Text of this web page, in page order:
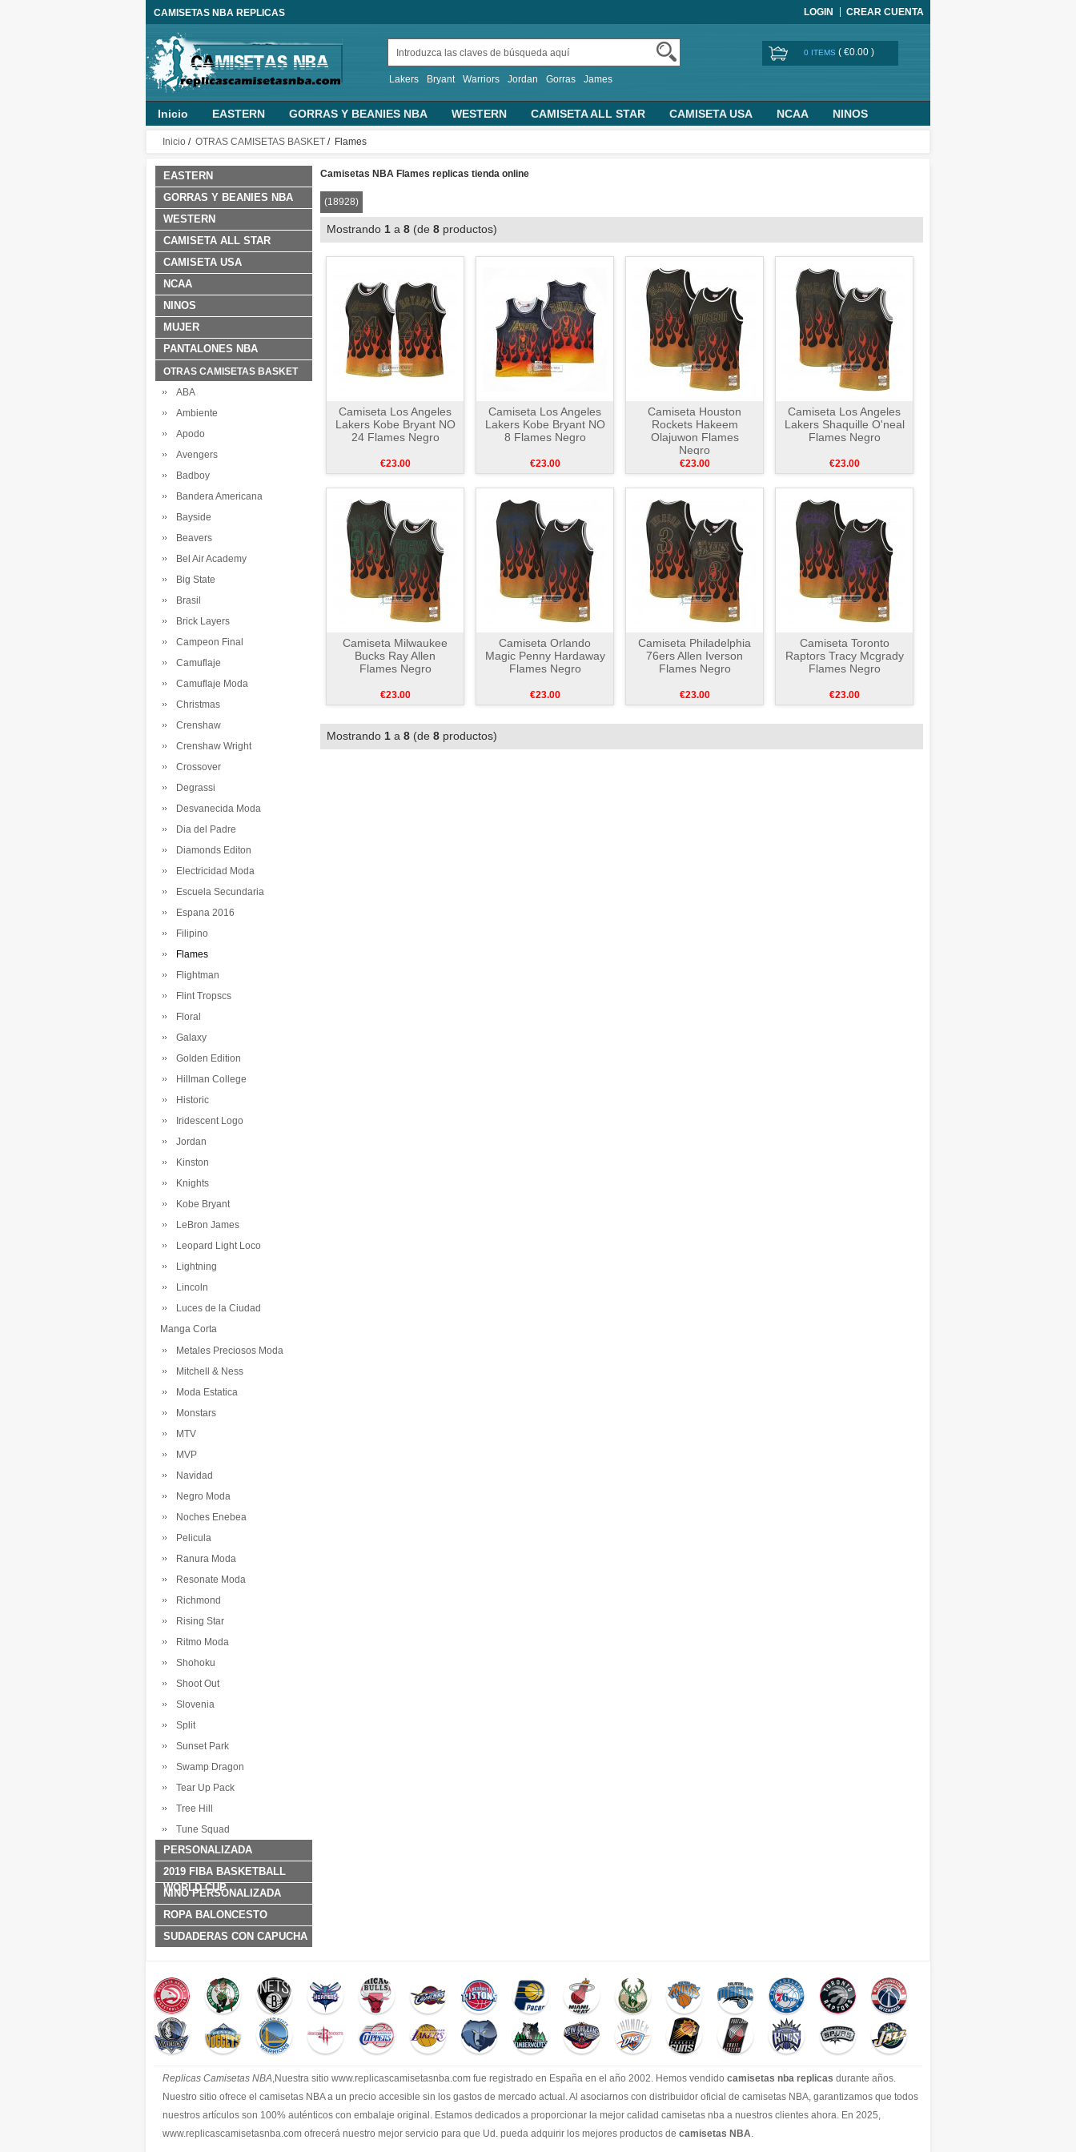
CAMISETAS NBA REPLICAS LOGIN CREAR CUENTA
Lakers Bryant Warriors Jordan Gorras James
0 ITEMS ( €0.00 )
Inicio EASTERN GORRAS Y BEANIES NBA WESTERN CAMISETA ALL STAR CAMISETA USA NCAA
NINOS
MUJER
PANTALONES NBA OTRAS CAMISETAS BASKET
Inicio / OTRAS CAMISETAS BASKET / Flames
EASTERN
GORRAS Y BEANIES NBA
WESTERN
CAMISETA ALL STAR
CAMISETA USA
NCAA
NINOS
MUJER
PANTALONES NBA
OTRAS CAMISETAS BASKET
ABA
Ambiente
Apodo
Avengers
Badboy
Bandera Americana
Bayside
Beavers
Bel Air Academy
Big State
Brasil
Brick Layers
Campeon Final
Camuflaje
Camuflaje Moda
Christmas
Crenshaw
Crenshaw Wright
Crossover
Degrassi
Desvanecida Moda
Dia del Padre
Diamonds Editon
Electricidad Moda
Escuela Secundaria
Espana 2016
Filipino
Flames
Flightman
Flint Tropscs
Floral
Galaxy
Golden Edition
Hillman College
Historic
Iridescent Logo
Jordan
Kinston
Knights
Kobe Bryant
LeBron James
Leopard Light Loco
Lightning
Lincoln
Luces de la Ciudad
Manga Corta
Metales Preciosos Moda
Mitchell & Ness
Moda Estatica
Monstars
MTV
MVP
Navidad
Negro Moda
Noches Enebea
Pelicula
Ranura Moda
Resonate Moda
Richmond
Rising Star
Ritmo Moda
Shohoku
Shoot Out
Slovenia
Split
Sunset Park
Swamp Dragon
Tear Up Pack
Tree Hill
Tune Squad
PERSONALIZADA
2019 FIBA BASKETBALL
WORLD CUP
NINO PERSONALIZADA
ROPA BALONCESTO
SUDADERAS CON CAPUCHA
Camisetas NBA Flames replicas tienda online
(18928)
Mostrando 1 a 8 (de 8 productos)
Camiseta Los Angeles
Lakers Kobe Bryant NO
24 Flames Negro
€23.00
Camiseta Los Angeles
Lakers Kobe Bryant NO
8 Flames Negro
€23.00
Camiseta Houston
Rockets Hakeem
Olajuwon Flames
Negro
€23.00
Camiseta Los Angeles
Lakers Shaquille O'neal
Flames Negro
€23.00
Camiseta Milwaukee
Bucks Ray Allen
Flames Negro
€23.00
Camiseta Orlando
Magic Penny Hardaway
Flames Negro
€23.00
Camiseta Philadelphia
76ers Allen Iverson
Flames Negro
€23.00
Camiseta Toronto
Raptors Tracy Mcgrady
Flames Negro
€23.00
Mostrando 1 a 8 (de 8 productos)
Replicas Camisetas NBA,Nuestra sitio www.replicascamisetasnba.com fue registrado en España en el año 2002. Hemos vendido camisetas nba replicas durante años.
Nuestro sitio ofrece el camisetas NBA a un precio accesible sin los gastos de mercado actual. Al asociarnos con distribuidor oficial de camisetas NBA, garantizamos que todos
nuestros artículos son 100% auténticos con embalaje original. Estamos dedicados a proporcionar la mejor calidad camisetas nba a nuestros clientes ahora. En 2025,
www.replicascamisetasnba.com ofrecerá nuestro mejor servicio para que Ud. pueda adquirir los mejores productos de camisetas NBA.